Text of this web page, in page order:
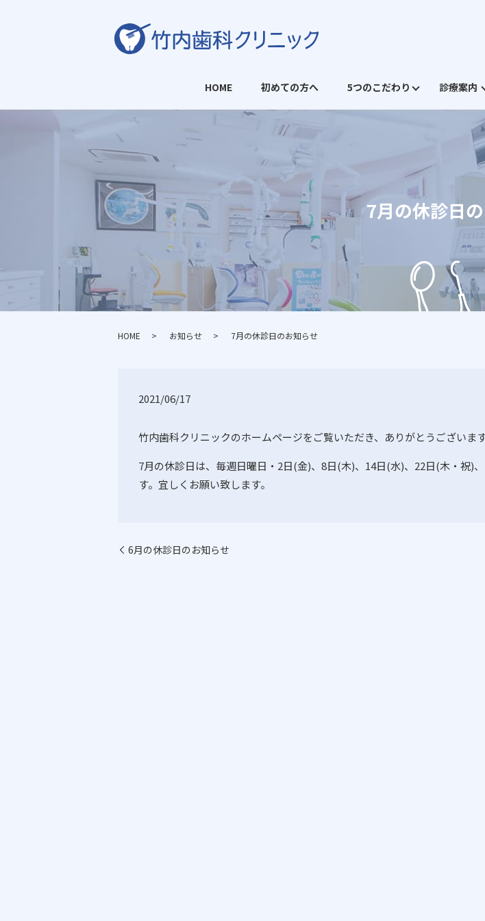
HOME 初めての方へ 5つのこだわり 診療案内
7月の休診日
HOME お知らせ 7月の休診日のお知らせ
2021/06/17
竹内歯科クリニックのホームページをご覧いただき、ありがとうございます
7月の休診日は、毎週日曜日・ 2日(金)、 8日(木)、 14日(水)、 22日(木・祝)、
す。宜しくお願い致します。
6月の休診日のお知らせ